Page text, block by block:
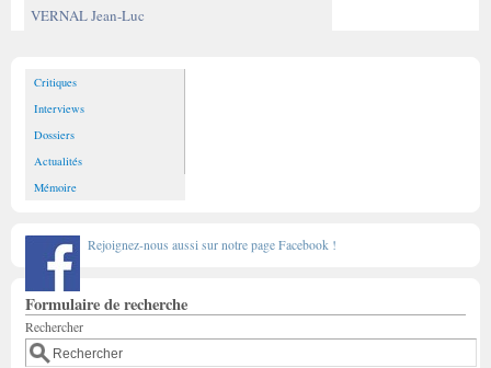
VERNAL Jean-Luc
Critiques
Interviews
Dossiers
Actualités
Mémoire
Rejoignez-nous aussi sur notre page Facebook !
Formulaire de recherche
Rechercher